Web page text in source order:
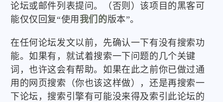
论坛或邮件列表提问。（否则）该项目的黑客可
能仅仅回复“使用 我们的版本”。
在任何论坛发文以前，先确认一下有没有搜索功
能。如果有，就试着搜索一下问题的几个关键
词，也许这会有帮助。如果在此之前你已做过通
用的网页搜索（你也该这样做），还是再搜索一
下论坛，搜索引擎有可能没来得及索引此论坛的